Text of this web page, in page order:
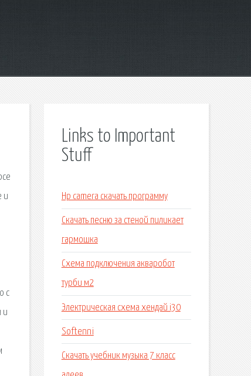
и
с
и
Links to Important
Stuff
Hp camera скачать программу
Скачать песню за стеной пиликает
гармошка
Схема подключения акваробот
турби м2
Электрическая схема хендай i30
Softenni
Скачать учебник музыка 7 класс